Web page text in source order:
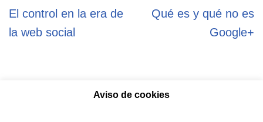
El control en la era de
la web social
Qué es y qué no es
Google+
Aviso de cookies